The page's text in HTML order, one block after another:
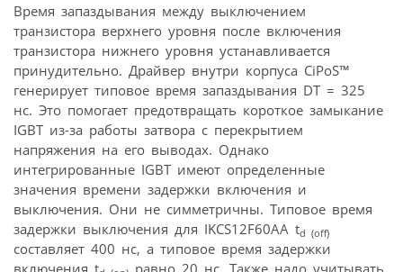
Время запаздывания между выключением
транзистора верхнего уровня после включения
транзистора нижнего уровня устанавливается
принудительно. Драйвер внутри корпуса CiPoS™
генерирует типовое время запаздывания DT = 325
нс. Это помогает предотвращать короткое замыкание
IGBT из-за работы затвора с перекрытием
напряжения на его выводах. Однако
интегрированные IGBT имеют определенные
значения времени задержки включения и
выключения. Они не симметричны. Типовое время
задержки выключения для IKCS12F60AA td (off)
составляет 400 нс, а типовое время задержки
включения t
равно 20 нс. Также надо учитывать